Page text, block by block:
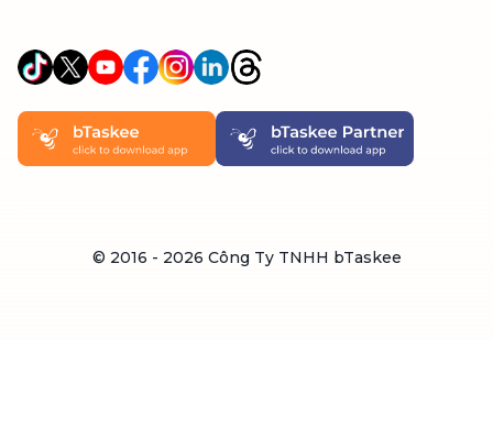
© 2016 - 2026 Công Ty TNHH bTaskee